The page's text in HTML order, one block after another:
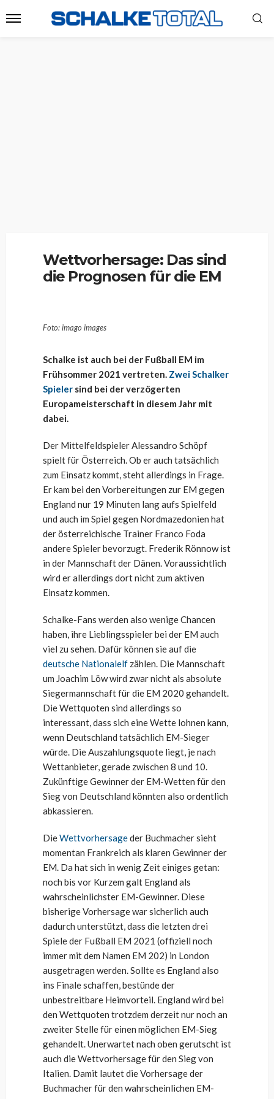
Wettvorhersage: Das sind
die Prognosen für die EM
Foto: imago images
Schalke ist auch bei der Fußball EM im
Frühsommer 2021 vertreten. Zwei Schalker
Spieler sind bei der verzögerten
Europameisterschaft in diesem Jahr mit
dabei.
Der Mittelfeldspieler Alessandro Schöpf
spielt für Österreich. Ob er auch tatsächlich
zum Einsatz kommt, steht allerdings in Frage.
Er kam bei den Vorbereitungen zur EM gegen
England nur 19 Minuten lang aufs Spielfeld
und auch im Spiel gegen Nordmazedonien hat
der österreichische Trainer Franco Foda
andere Spieler bevorzugt. Frederik Rönnow ist
in der Mannschaft der Dänen. Voraussichtlich
wird er allerdings dort nicht zum aktiven
Einsatz kommen.
Schalke-Fans werden also wenige Chancen
haben, ihre Lieblingsspieler bei der EM auch
viel zu sehen. Dafür können sie auf die
deutsche Nationalelf zählen. Die Mannschaft
um Joachim Löw wird zwar nicht als absolute
Siegermannschaft für die EM 2020 gehandelt.
Die Wettquoten sind allerdings so
interessant, dass sich eine Wette lohnen kann,
wenn Deutschland tatsächlich EM-Sieger
würde. Die Auszahlungsquote liegt, je nach
Wettanbieter, gerade zwischen 8 und 10.
Zukünftige Gewinner der EM-Wetten für den
Sieg von Deutschland könnten also ordentlich
abkassieren.
DieWettvorhersageder Buchmacher sieht
momentan Frankreich als klaren Gewinner der
EM. Da hat sich in wenig Zeit einiges getan:
noch bis vor Kurzem galt England als
wahrscheinlichster EM-Gewinner. Diese
bisherige Vorhersage war sicherlich auch
dadurch unterstützt, dass die letzten drei
Spiele der Fußball EM 2021 (offiziell noch
immer mit dem Namen EM 202) in London
ausgetragen werden. Sollte es England also
ins Finale schaffen, bestünde der
unbestreitbare Heimvorteil. England wird bei
den Wettquoten trotzdem derzeit nur noch an
zweiter Stelle für einen möglichen EM-Sieg
gehandelt. Unerwartet nach oben gerutscht ist
auch die Wettvorhersage für den Sieg von
Italien. Damit lautet die Vorhersage der
Buchmacher für den wahrscheinlichen EM-